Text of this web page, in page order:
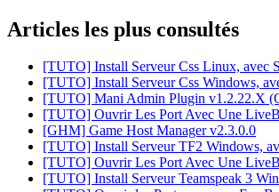
Articles les plus consultés
[TUTO] Install Serveur Css Linux, avec
[TUTO] Install Serveur Css Windows,
[TUTO] Mani Admin Plugin v1.2.22.X
[TUTO] Ouvrir Les Port Avec Une
[GHM] Game Host Manager v2.3.0.0
[TUTO] Install Serveur TF2 Windows,
[TUTO] Ouvrir Les Port Avec Une
[TUTO] Install Serveur Teamspeak 3